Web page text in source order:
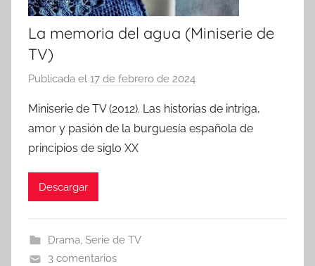
La memoria del agua (Miniserie de
TV)
Publicada el 17 de febrero de 2024
r
Miniserie de TV (2012). Las historias de intriga,
amor y pasión de la burguesía española de
principios de siglo XX
Descargar
Drama, Serie de TV
3 comentarios